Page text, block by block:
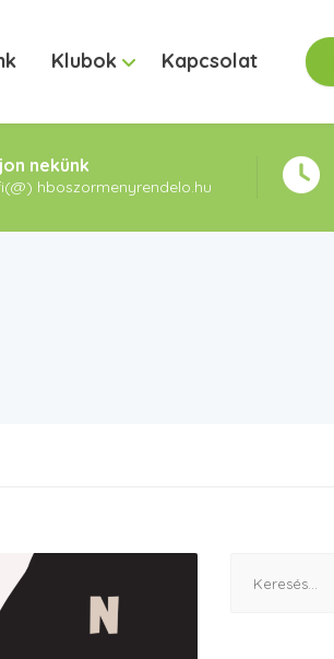
Klubok Kapcsolat
nekünk
hboszormenyrendelo.hu